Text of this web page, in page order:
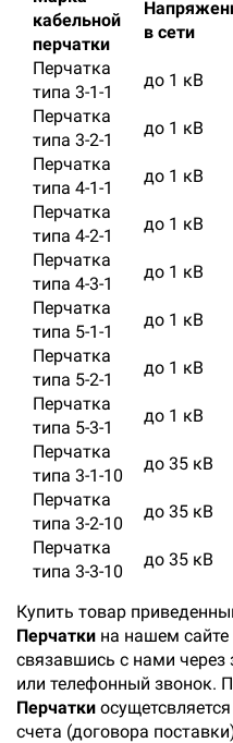
кабельной
перчатки
в сети
Перчатка
типа 3-1-1
до 1 кВ
Перчатка
типа 3-2-1
до 1 кВ
Перчатка
типа 4-1-1
до 1 кВ
Перчатка
типа 4-2-1
до 1 кВ
Перчатка
типа 4-3-1
до 1 кВ
Перчатка
типа 5-1-1
до 1 кВ
Перчатка
типа 5-2-1
до 1 кВ
Перчатка
типа 5-3-1
до 1 кВ
Перчатка
типа 3-1-10
до 35 кВ
Перчатка
типа 3-2-10
до 35 кВ
Перчатка
типа 3-3-10
до 35 кВ
Купить товар
Перчатки на нашем
связавшись с нами через
или телефонный звонок.
Перчатки
счета (договора